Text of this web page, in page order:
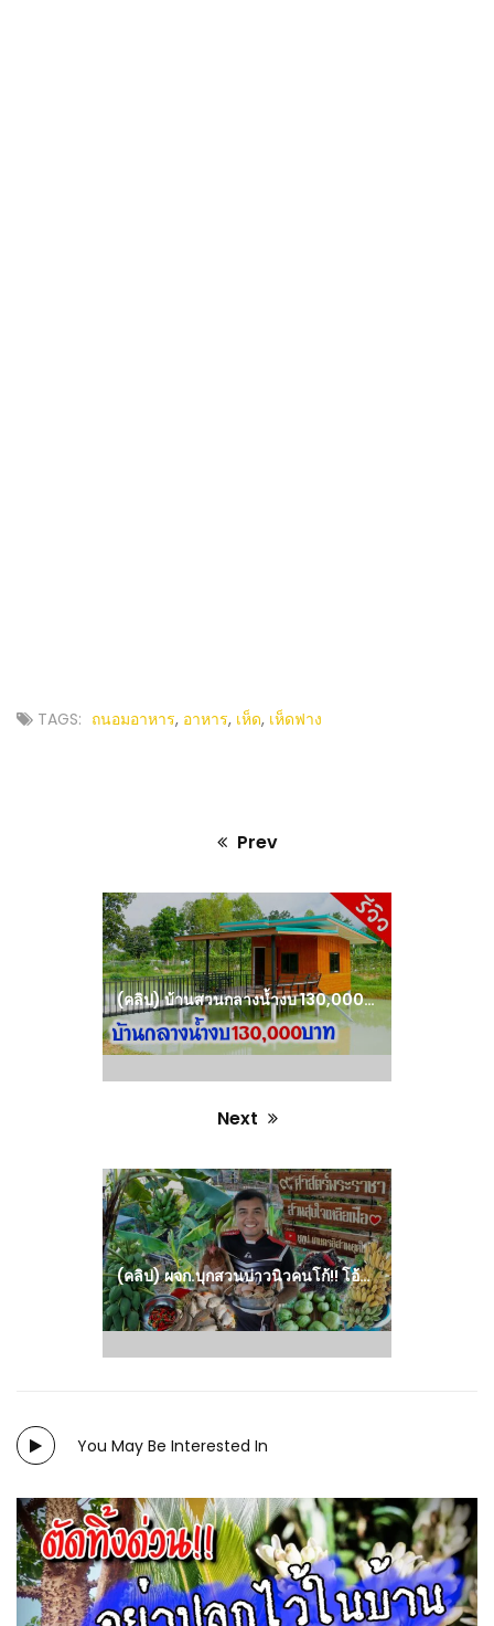
TAGS: ถนอมอาหาร, อาหาร, เห็ด, เห็ดฟาง
Prev
(คลิป) บ้านสวนกลางน้ำงบ 130,000 บ้านกลางสระน้ำสวยๆ สำหรับพักผ่อนกินลมตกปลา : วีดีโอ เกษตร
Next
Next
post:
(คลิป) ผจก.บุกสวนบ่าวนิวคนโก้!! โอ้โห!! สุขใจเหลือเฟือ : วีดีโอ เกษตร
You May Be Interested In